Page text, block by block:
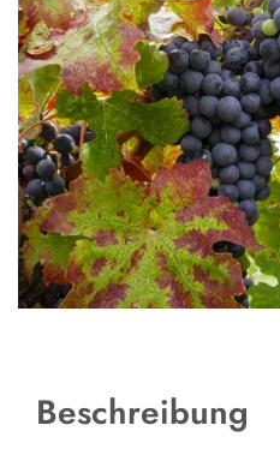
Beschreibung